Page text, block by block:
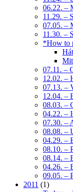
06.22. –
11.29. –
07.05. –
11.30. –
*How to
07.11. –
12.02. –
07.13. –
12.04. –
08.03. –
04.22. –
07.30. –
08.08. –
04.29. –
08.10. –
08.14. –
04.26. –
09.05. –
2011 (1)